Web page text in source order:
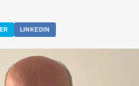
LINKEDIN